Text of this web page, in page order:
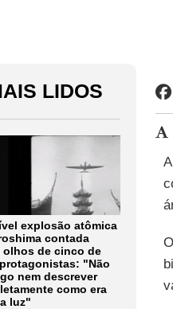
LIDOS
explosão atômica
contada
olhos de cinco de
"Não
nem descrever
como era
luz"